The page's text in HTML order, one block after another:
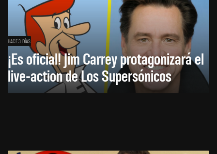
HACE 3 DÍAS
¡Es oficial! Jim Carrey protagonizará el
live-action de Los Supersónicos